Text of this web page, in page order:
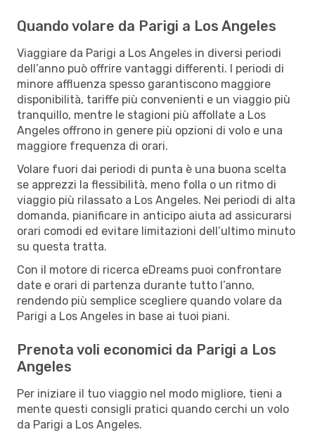
Quando volare da Parigi a Los Angeles
Viaggiare da Parigi a Los Angeles in diversi periodi
dell’anno può offrire vantaggi differenti. I periodi di
minore affluenza spesso garantiscono maggiore
disponibilità, tariffe più convenienti e un viaggio più
tranquillo, mentre le stagioni più affollate a Los
Angeles offrono in genere più opzioni di volo e una
maggiore frequenza di orari.
Volare fuori dai periodi di punta è una buona scelta
se apprezzi la flessibilità, meno folla o un ritmo di
viaggio più rilassato a Los Angeles. Nei periodi di alta
domanda, pianificare in anticipo aiuta ad assicurarsi
orari comodi ed evitare limitazioni dell’ultimo minuto
su questa tratta.
Con il motore di ricerca eDreams puoi confrontare
date e orari di partenza durante tutto l’anno,
rendendo più semplice scegliere quando volare da
Parigi a Los Angeles in base ai tuoi piani.
Prenota voli economici da Parigi a Los
Angeles
Per iniziare il tuo viaggio nel modo migliore, tieni a
mente questi consigli pratici quando cerchi un volo
da Parigi a Los Angeles.